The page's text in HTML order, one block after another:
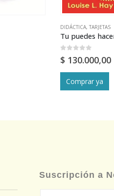
DIDÁCTICA, TARJETAS
0
$ 130.000,00
Comprar ya
Suscripción a